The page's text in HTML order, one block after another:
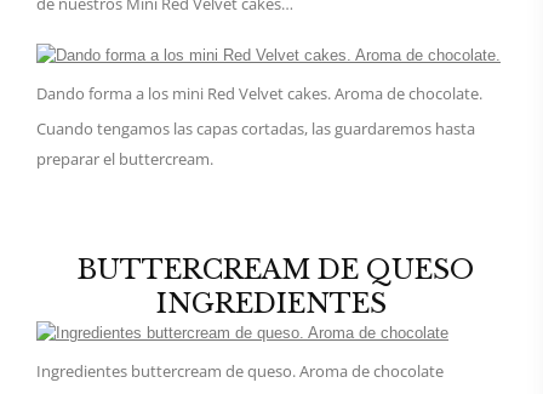
Dando forma a los mini Red Velvet cakes. Aroma de chocolate.
Cuando tengamos las capas cortadas, las guardaremos hasta
preparar el buttercream.
BUTTERCREAM DE QUESO
INGREDIENTES
Ingredientes buttercream de queso. Aroma de chocolate